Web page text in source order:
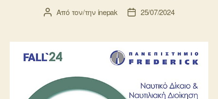
Συντάκτης
Από τον/την inepak
Ημ.25/07/2024